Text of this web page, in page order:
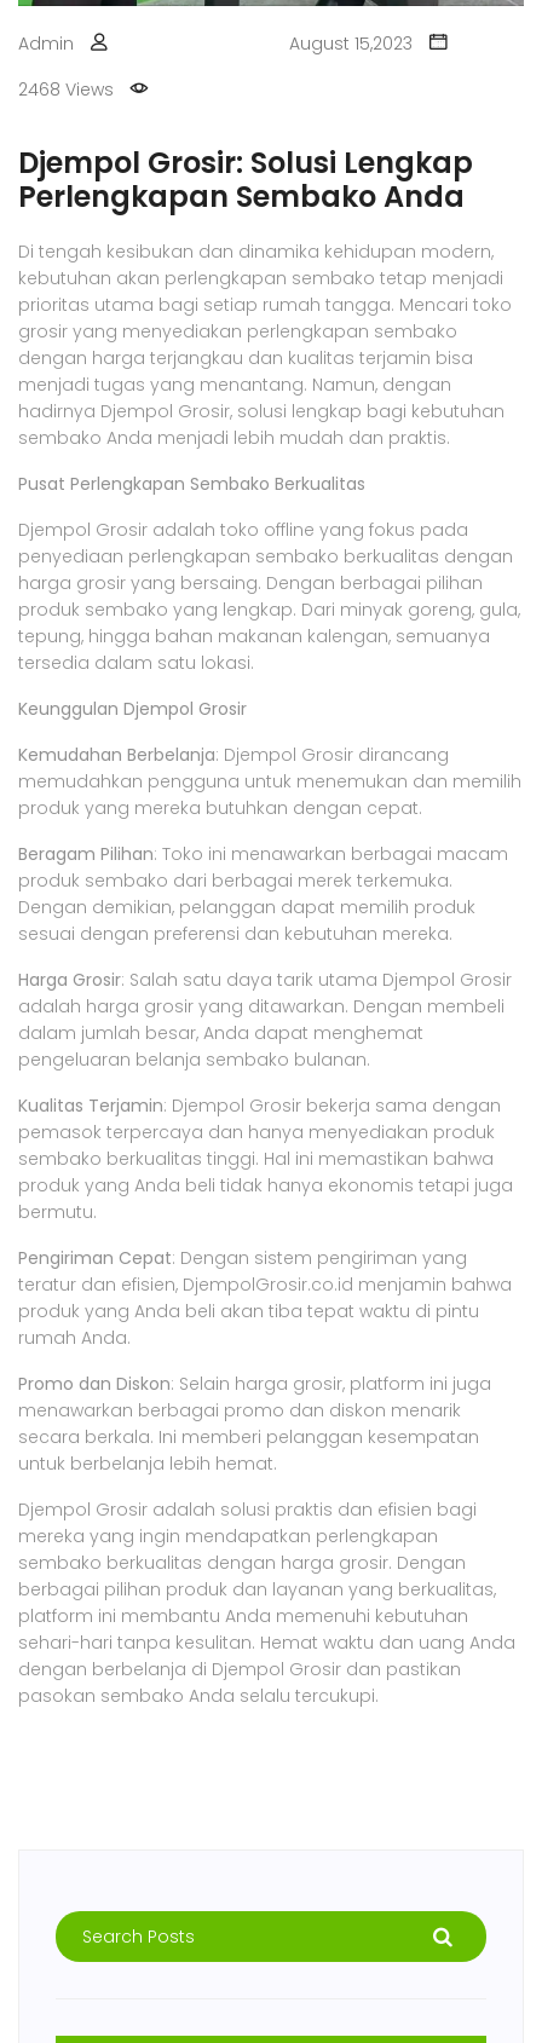
Admin
August 15,2023
2468 Views
Djempol Grosir: Solusi Lengkap
Perlengkapan Sembako Anda
Di tengah kesibukan dan dinamika kehidupan modern,
kebutuhan akan perlengkapan sembako tetap menjadi
prioritas utama bagi setiap rumah tangga. Mencari toko
grosir yang menyediakan perlengkapan sembako
dengan harga terjangkau dan kualitas terjamin bisa
menjadi tugas yang menantang. Namun, dengan
hadirnya Djempol Grosir, solusi lengkap bagi kebutuhan
sembako Anda menjadi lebih mudah dan praktis.
Pusat Perlengkapan Sembako Berkualitas
Djempol Grosir adalah toko offline yang fokus pada
penyediaan perlengkapan sembako berkualitas dengan
harga grosir yang bersaing. Dengan berbagai pilihan
produk sembako yang lengkap. Dari minyak goreng, gula,
tepung, hingga bahan makanan kalengan, semuanya
tersedia dalam satu lokasi.
Keunggulan Djempol Grosir
Kemudahan Berbelanja: Djempol Grosir dirancang
memudahkan pengguna untuk menemukan dan memilih
produk yang mereka butuhkan dengan cepat.
Beragam Pilihan: Toko ini menawarkan berbagai macam
produk sembako dari berbagai merek terkemuka.
Dengan demikian, pelanggan dapat memilih produk
sesuai dengan preferensi dan kebutuhan mereka.
Harga Grosir: Salah satu daya tarik utama Djempol Grosir
adalah harga grosir yang ditawarkan. Dengan membeli
dalam jumlah besar, Anda dapat menghemat
pengeluaran belanja sembako bulanan.
Kualitas Terjamin: Djempol Grosir bekerja sama dengan
pemasok terpercaya dan hanya menyediakan produk
sembako berkualitas tinggi. Hal ini memastikan bahwa
produk yang Anda beli tidak hanya ekonomis tetapi juga
bermutu.
Pengiriman Cepat: Dengan sistem pengiriman yang
teratur dan efisien, DjempolGrosir.co.id menjamin bahwa
produk yang Anda beli akan tiba tepat waktu di pintu
rumah Anda.
Promo dan Diskon: Selain harga grosir, platform ini juga
menawarkan berbagai promo dan diskon menarik
secara berkala. Ini memberi pelanggan kesempatan
untuk berbelanja lebih hemat.
Djempol Grosir adalah solusi praktis dan efisien bagi
mereka yang ingin mendapatkan perlengkapan
sembako berkualitas dengan harga grosir. Dengan
berbagai pilihan produk dan layanan yang berkualitas,
platform ini membantu Anda memenuhi kebutuhan
sehari-hari tanpa kesulitan. Hemat waktu dan uang Anda
dengan berbelanja di Djempol Grosir dan pastikan
pasokan sembako Anda selalu tercukupi.